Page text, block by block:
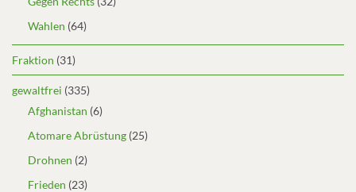
Wahlen (64)
Fraktion (31)
gewaltfrei (335)
Afghanistan (6)
Atomare Abrüstung (25)
Drohnen (2)
Frieden (23)